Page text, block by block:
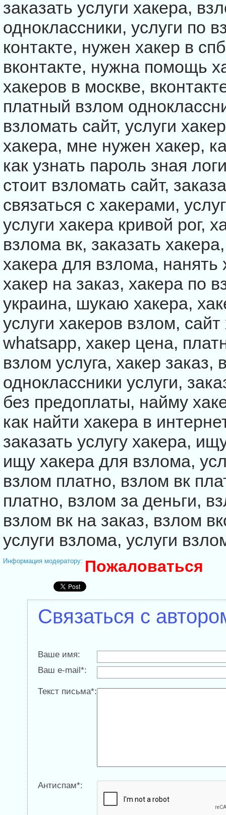
заказать услуги хакера,
одноклассники, услуги по
контакте, нужен хакер в
вконтакте, нужна помощь
хакеров в москве,
платный взлом
взломать сайт, услуги
хакера, мне нужен хакер,
как узнать пароль зная
стоит взломать сайт,
связаться с хакерами,
услуги хакера кривой рог,
взлома вк, заказать
хакера для взлома,
хакер на заказ, хакера по
украина, шукаю хакера,
услуги хакеров взлом,
whatsapp, хакер цена,
взлом услуга, хакер заказ,
одноклассники услуги,
без предоплаты, найму
как найти хакера в
заказать услугу хакера,
ищу хакера для взлома,
взлом платно, взлом вк
платно, взлом за деньги,
взлом вк на заказ, взлом
услуги взлома, услуги
Информация модератору: Пожаловаться
Связаться с
Ваше имя:
Ваш e-mail*:
Текст письма*:
Антиспам*: